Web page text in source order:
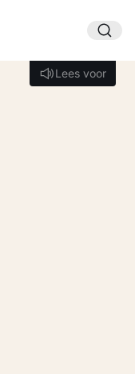
Lees voor
Lees voor